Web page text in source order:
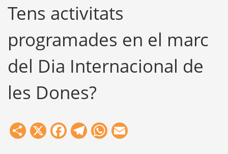
Eines
Tens activitats
programades en el marc
del Dia Internacional de
les Dones?
Share
X Facebook
Telegram
WhatsApp